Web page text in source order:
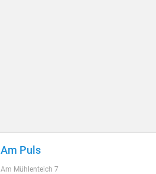
Am Puls
Am Mühlenteich 7